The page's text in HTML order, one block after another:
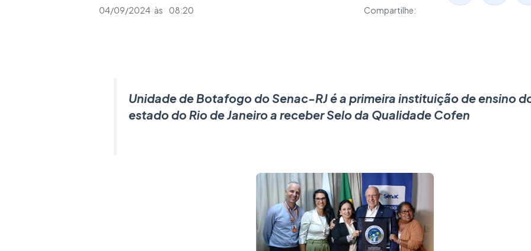
04/09/2024 às 08:20 Compartilhe:
Unidade de Botafogo doSenac-RJ é a primeira instituição de ensino
estado do Rio de Janeiro a receber Selo da Qualidade Cofen